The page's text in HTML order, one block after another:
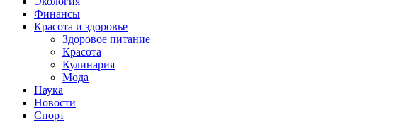
Финансы
Красота и здоровье
Здоровое питание
Красота
Кулинария
Мода
Наука
Новости
Спорт